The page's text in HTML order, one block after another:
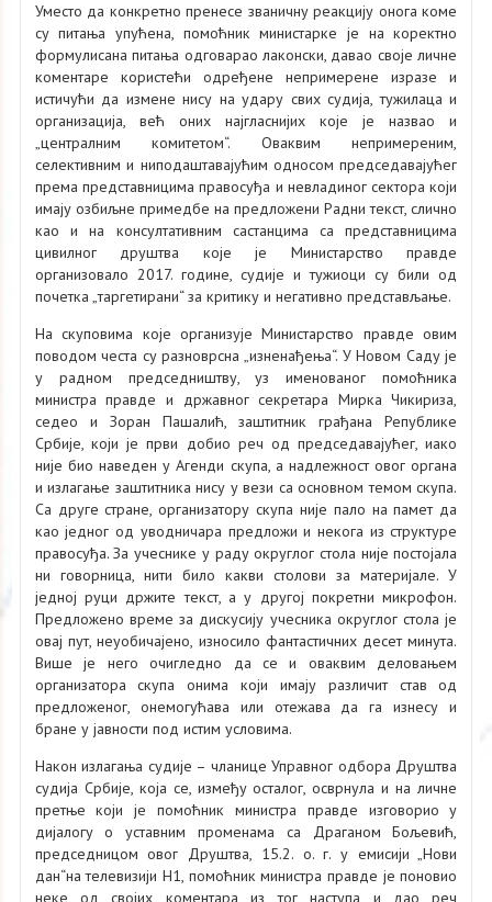
Уместо да конкретно пренесе званичну реакцију онога коме
су питања упућена, помоћник министарке је на коректно
формулисана питања одговарао лаконски, давао своје личне
коментаре користећи одређене непримерене изразе и
истичући да измене нису на удару свих судија, тужилаца и
организација, већ оних најгласнијих које је назвао и
„централним комитетом“. Оваквим непримереним,
селективним и ниподаштавајућим односом председавајућег
према представницима правосуђа и невладиног сектора који
имају озбиљне примедбе на предложени Радни текст, слично
као и на консултативним састанцима са представницима
цивилног друштва које је Министарство правде
организовало 2017. године, судије и тужиоци су били од
почетка „таргетирани“ за критику и негативно представљање.
На скуповима које организује Министарство правде овим
поводом честа су разноврсна „изненађења“. У Новом Саду је
у радном председништву, уз именованог помоћника
министра правде и државног секретара Мирка Чикириза,
седео и Зоран Пашалић, заштитник грађана Републике
Србије, који је први добио реч од председавајућег, иако
није био наведен у Агенди скупа, а надлежност овог органа
и излагање заштитника нису у вези са основном темом скупа.
Са друге стране, организатору скупа није пало на памет да
као једног од уводничара предложи и некога из структуре
правосуђа. За учеснике у раду округлог стола није постојала
ни говорница, нити било какви столови за материјале. У
једној руци држите текст, а у другој покретни микрофон.
Предложено време за дискусију учесника округлог стола је
овај пут, неуобичајено, износило фантастичних десет минута.
Више је него очигледно да се и оваквим деловањем
организатора скупа онима који имају различит став од
предложеног, онемогућава или отежава да га изнесу и
бране у јавности под истим условима.
Након излагања судије – чланице Управног одбора Друштва
судија Србије, која се, између осталог, осврнула и на личне
претње који је помоћник министра правде изговорио у
дијалогу о уставним променама са Драганом Бољевић,
председницом овог Друштва, 15.2. о. г. у емисији „Нови
дан“на телевизији Н1, помоћник министра правде је поновио
неке од својих коментара из тог наступа и дао реч